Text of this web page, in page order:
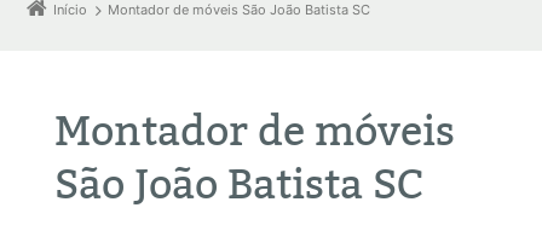
Início Montador de móveis São João Batista SC
Montador de móveis
São João Batista SC